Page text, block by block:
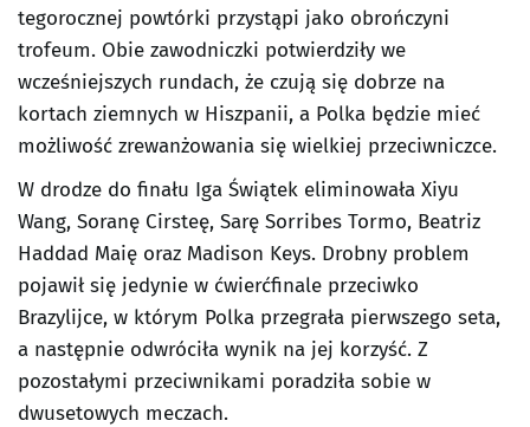
tegorocznej powtórki przystąpi jako obrończyni
trofeum. Obie zawodniczki potwierdziły we
wcześniejszych rundach, że czują się dobrze na
kortach ziemnych w Hiszpanii, a Polka będzie mieć
możliwość zrewanżowania się wielkiej przeciwniczce.
W drodze do finału Iga Świątek eliminowała Xiyu
Wang, Soranę Cirsteę, Sarę Sorribes Tormo, Beatriz
Haddad Maię oraz Madison Keys. Drobny problem
pojawił się jedynie w ćwierćfinale przeciwko
Brazylijce, w którym Polka przegrała pierwszego seta,
a następnie odwróciła wynik na jej korzyść. Z
pozostałymi przeciwnikami poradziła sobie w
dwusetowych meczach.